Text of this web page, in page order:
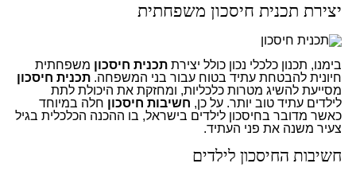
יצירת תכנית חיסכון משפחתית
בימנו, תכנון כלכלי נכון כולל יצירת תכנית חיסכון משפחתית
חיונית להבטחת עתיד בטוח עבור בני המשפחה. תכנית חיסכון
מסייעת להשיג מטרות כלכליות, ומחזקת את היכולת לתת
לילדים עתיד טוב יותר. על כן, חשיבות חיסכון חלה במיוחד
כאשר מדובר בחיסכון לילדים בישראל, בו ההכנה הכלכלית בגיל
צעיר משנה את פני העתיד.
חשיבות החיסכון לילדים